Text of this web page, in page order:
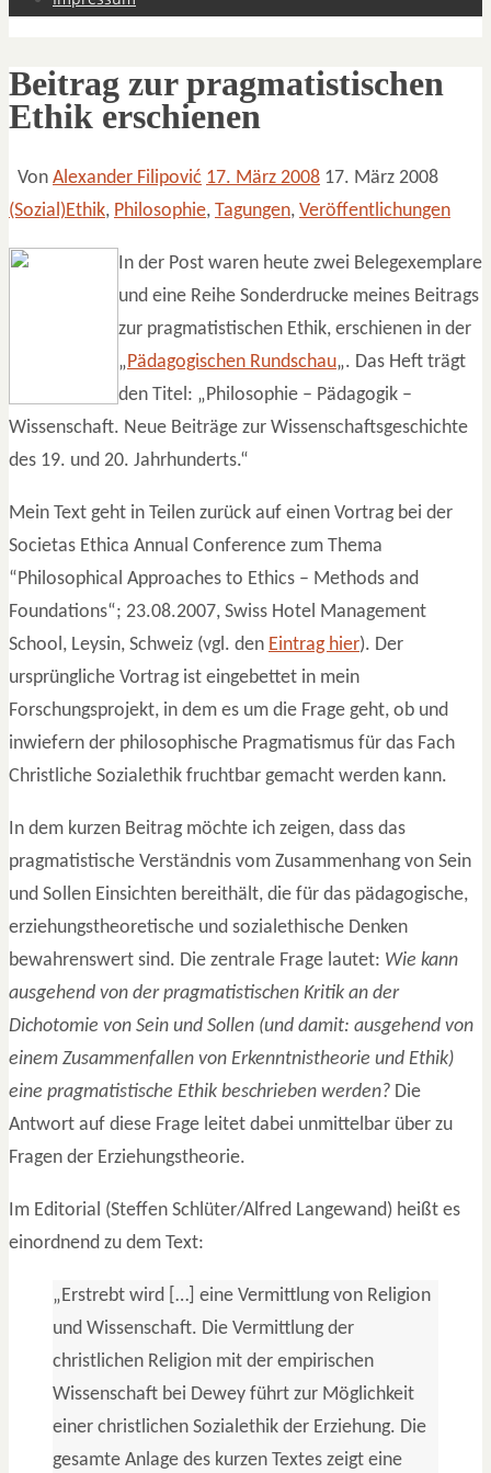
Beitrag zur pragmatistischen
Ethik erschienen
Von Alexander Filipović 17. März 2008 17. März 2008
(Sozial)Ethik, Philosophie, Tagungen, Veröffentlichungen
In der Post waren heute zwei Belegexemplare
und eine Reihe Sonderdrucke meines Beitrags
zur pragmatistischen Ethik, erschienen in der
„ Pädagogischen Rundschau„. Das Heft trägt
den Titel: „Philosophie – Pädagogik –
Wissenschaft. Neue Beiträge zur Wissenschaftsgeschichte
des 19. und 20. Jahrhunderts.“
Mein Text geht in Teilen zurück auf einen Vortrag bei der
Societas Ethica Annual Conference zum Thema
“Philosophical Approaches to Ethics – Methods and
Foundations“; 23.08.2007, Swiss Hotel Management
School, Leysin, Schweiz (vgl. den Eintrag hier). Der
ursprüngliche Vortrag ist eingebettet in mein
Forschungsprojekt, in dem es um die Frage geht, ob und
inwiefern der philosophische Pragmatismus für das Fach
Christliche Sozialethik fruchtbar gemacht werden kann.
In dem kurzen Beitrag möchte ich zeigen, dass das
pragmatistische Verständnis vom Zusammenhang von Sein
und Sollen Einsichten bereithält, die für das pädagogische,
erziehungstheoretische und sozialethische Denken
bewahrenswert sind. Die zentrale Frage lautet: Wie kann
ausgehend von der pragmatistischen Kritik an der
Dichotomie von Sein und Sollen (und damit: ausgehend von
einem Zusammenfallen von Erkenntnistheorie und Ethik)
eine pragmatistische Ethik beschrieben werden? Die
Antwort auf diese Frage leitet dabei unmittelbar über zu
Fragen der Erziehungstheorie.
Im Editorial (Steffen Schlüter/Alfred Langewand) heißt es
einordnend zu dem Text:
„Erstrebt wird […] eine Vermittlung von Religion
und Wissenschaft. Die Vermittlung der
christlichen Religion mit der empirischen
Wissenschaft bei Dewey führt zur Möglichkeit
einer christlichen Sozialethik der Erziehung. Die
gesamte Anlage des kurzen Textes zeigt eine